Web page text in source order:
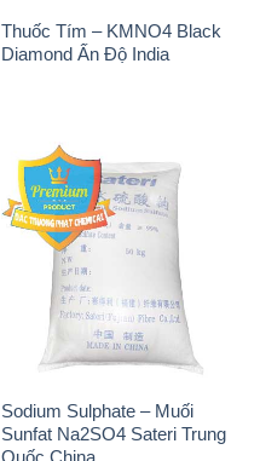
Thuốc Tím – KMNO4 Black
Diamond Ấn Độ India
Sodium Sulphate – Muối
Sunfat Na2SO4 Sateri Trung
Quốc China